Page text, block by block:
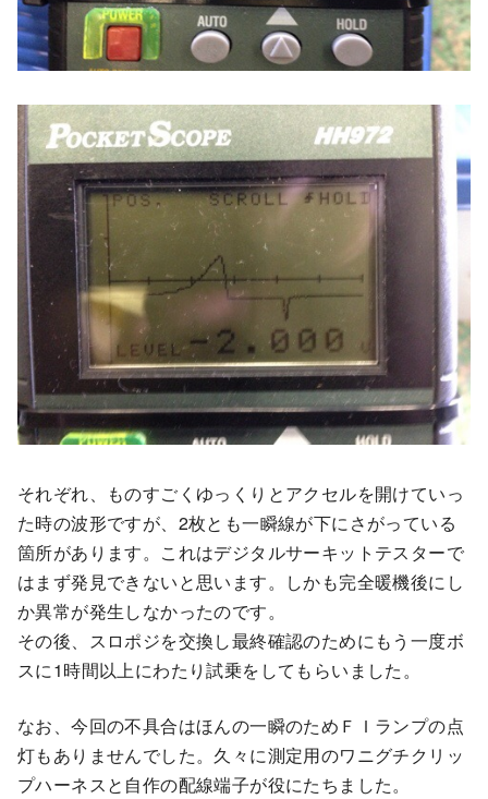
それぞれ、ものすごくゆっくりとアクセルを開けていっ
た時の波形ですが、2枚とも一瞬線が下にさがっている
箇所があります。これはデジタルサーキットテスターで
はまず発見できないと思います。しかも完全暖機後にし
か異常が発生しなかったのです。
その後、スロポジを交換し最終確認のためにもう一度ボ
スに1時間以上にわたり試乗をしてもらいました。
なお、今回の不具合はほんの一瞬のためＦＩランプの点
灯もありませんでした。久々に測定用のワニグチクリッ
プハーネスと自作の配線端子が役にたちました。